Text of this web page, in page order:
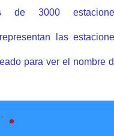
de 3000
las
para ver el nombre